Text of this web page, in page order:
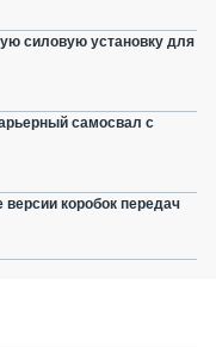
силовую установку для
самосвал с
коробок передач